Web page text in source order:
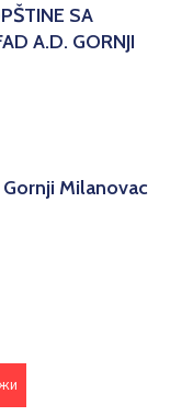
SA
A.D. GORNJI
Milanovac